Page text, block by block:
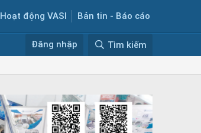
Hoạt động VASI Bản tin - Báo cáo
Đăng nhập Tìm kiếm